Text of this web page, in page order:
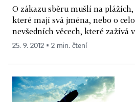
O zákazu sběru mušlí na
které mají svá jména, nebo o
nevšedních věcech, které zažívá
25. 9. 2012 ▪ 2 min. čtení